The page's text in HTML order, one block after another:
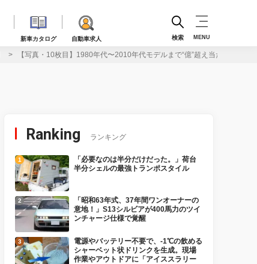
新車カタログ 自動車求人 検索 MENU
【写真・10枚目】1980年代〜2010年代モデルまで“億”超え当たり前の
Ranking ランキング
「必要なのは半分だけだった。」荷台
半分シェルの最強トランポスタイル
「昭和63年式、37年間ワンオーナーの
意地！」S13シルビアが400馬力のツイ
ンチャージ仕様で覚醒
電源やバッテリー不要で、-1℃の飲める
シャーベット状ドリンクを生成。現場
作業やアウトドアに「アイススラリー